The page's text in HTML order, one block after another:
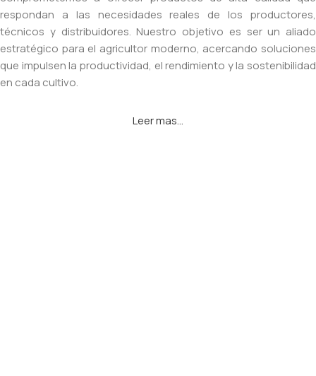
respondan a las necesidades reales de los productores,
técnicos y distribuidores. Nuestro objetivo es ser un aliado
estratégico para el agricultor moderno, acercando soluciones
que impulsen la productividad, el rendimiento y la sostenibilidad
en cada cultivo.
Leer mas...